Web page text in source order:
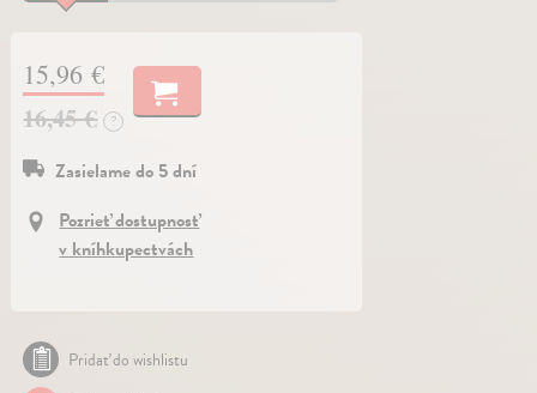
15,96 €
16,45 €
?
Zasielame do 5 dní
Pozrieť dostupnosť
v kníhkupectvách
Pridať do wishlistu